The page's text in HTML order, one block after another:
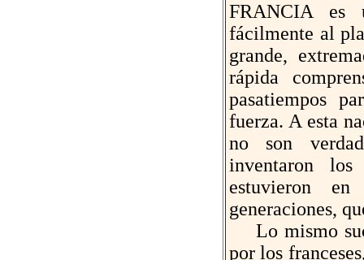
FRANCIA es
fácilmente al
grande,
rápida
pasatiempos
fuerza. A esta
no son
inventaron
estuvieron
generaciones,
Lo mismo
por los